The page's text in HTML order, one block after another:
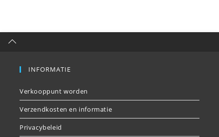
INFORMATIE
Verkooppunt worden
Verzendkosten en informatie
Privacybeleid